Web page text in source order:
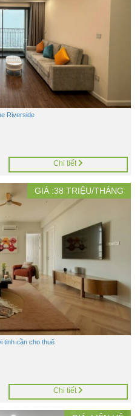
Riverside
Chi tiết
GIÁ :38 TRIỆU/THÁNG
tinh cần cho thuê
Chi tiết